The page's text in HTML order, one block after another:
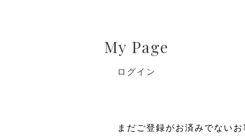
My Page
ログイン
まだご登録がお済みでない